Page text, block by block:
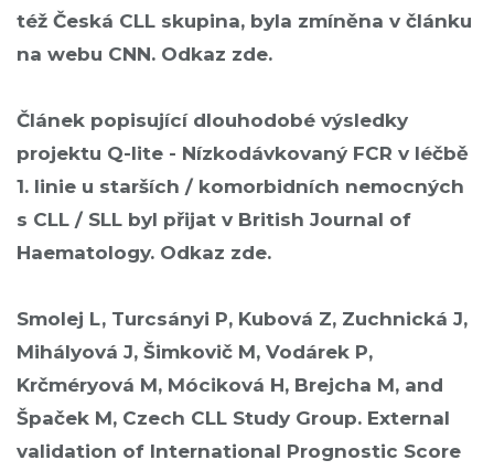
též Česká CLL skupina, byla zmíněna v článku
na webu CNN. Odkaz zde.
Článek popisující dlouhodobé výsledky
projektu Q-lite - Nízkodávkovaný FCR v léčbě
1. linie u starších / komorbidních nemocných
s CLL / SLL byl přijat v British Journal of
Haematology. Odkaz zde.
Smolej L, Turcsányi P, Kubová Z, Zuchnická J,
Mihályová J, Šimkovič M, Vodárek P,
Krčméryová M, Móciková H, Brejcha M, and
Špaček M, Czech CLL Study Group. External
validation of International Prognostic Score